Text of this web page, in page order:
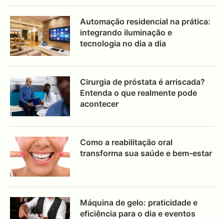
Automação residencial na prática:
integrando iluminação e
tecnologia no dia a dia
Cirurgia de próstata é arriscada?
Entenda o que realmente pode
acontecer
Como a reabilitação oral
transforma sua saúde e bem-estar
Máquina de gelo: praticidade e
eficiência para o dia e eventos